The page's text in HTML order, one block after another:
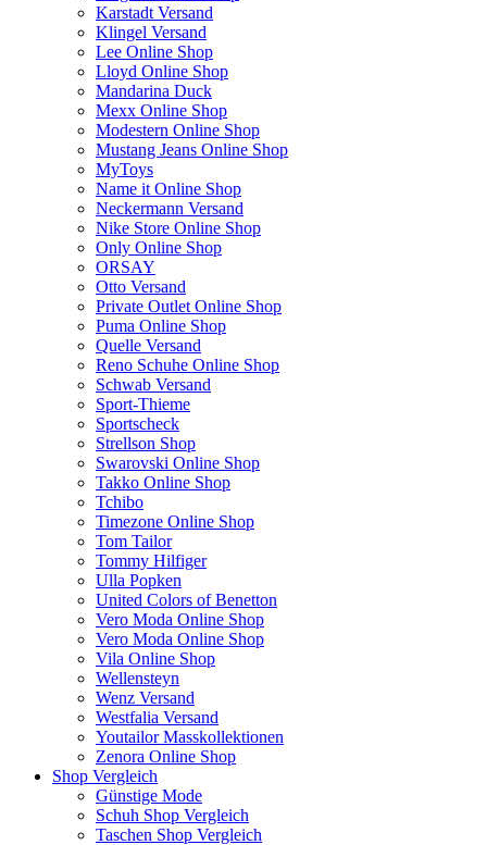
Karstadt Versand
Klingel Versand
Lee Online Shop
Lloyd Online Shop
Mandarina Duck
Mexx Online Shop
Modestern Online Shop
Mustang Jeans Online Shop
MyToys
Name it Online Shop
Neckermann Versand
Nike Store Online Shop
Only Online Shop
ORSAY
Otto Versand
Private Outlet Online Shop
Puma Online Shop
Quelle Versand
Reno Schuhe Online Shop
Schwab Versand
Sport-Thieme
Sportscheck
Strellson Shop
Swarovski Online Shop
Takko Online Shop
Tchibo
Timezone Online Shop
Tom Tailor
Tommy Hilfiger
Ulla Popken
United Colors of Benetton
Vero Moda Online Shop
Vero Moda Online Shop
Vila Online Shop
Wellensteyn
Wenz Versand
Westfalia Versand
Youtailor Masskollektionen
Zenora Online Shop
Shop Vergleich
Günstige Mode
Schuh Shop Vergleich
Taschen Shop Vergleich